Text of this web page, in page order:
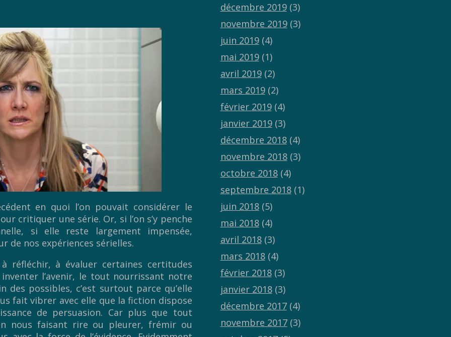
en quoi l’on pouvait considérer le
critiquer une série. Or, si l’on s’y penche
si elle reste largement impensée,
de nos expériences sérielles.
réfléchir, à évaluer certaines certitudes
l’avenir, le tout nourrissant notre
possibles, c’est surtout parce qu’elle
fait vibrer avec elle que la fiction dispose
de persuasion. Car plus que tout
nous faisant rire ou pleurer, frémir ou
décembre 2019(3)
novembre 2019(3)
juin 2019(4)
mai 2019(1)
avril 2019(2)
mars 2019(2)
février 2019(4)
janvier 2019(3)
décembre 2018(4)
novembre 2018(3)
octobre 2018(4)
septembre 2018(1)
juin 2018(5)
mai 2018(4)
avril 2018(3)
mars 2018(4)
février 2018(3)
janvier 2018(3)
décembre 2017(4)
novembre 2017(3)